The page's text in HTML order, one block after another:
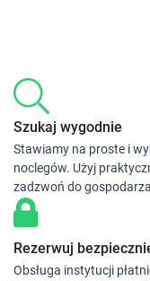
Szukaj wygodnie
Stawiamy na proste i
noclegów. Użyj
zadzwoń do
Rezerwuj
Obsługa instytucji